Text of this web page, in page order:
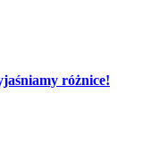
różnice!